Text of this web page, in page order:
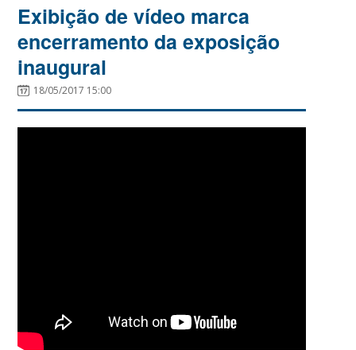
Exibição de vídeo marca
encerramento da exposição
inaugural
18/05/2017 15:00